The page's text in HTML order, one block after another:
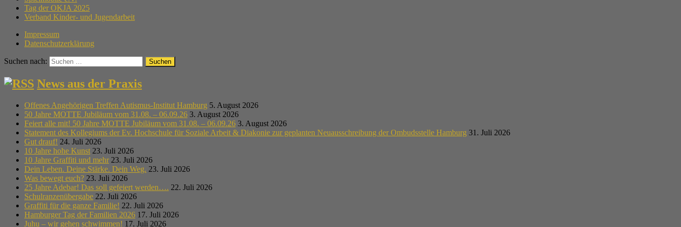
Tag der OKJA 2025
Verband Kinder- und Jugendarbeit
Impressum
Datenschutzerklärung
Suchen nach:
News aus der Praxis
Offenes Angehörigen Treffen Autismus-Institut Hamburg 5. August 2026
50 Jahre MOTTE Jubiläum vom 31.08. – 06.09.26 3. August 2026
Feiert alle mit! 50 Jahre MOTTE Jubiläum vom 31.08. – 06.09.26 3. August 2026
Statement des Kollegiums der Ev. Hochschule für Soziale Arbeit & Diakonie zur geplanten Neuausschreibung der Ombudsstelle Hamburg 31. Juli 2026
Gut drauf! 24. Juli 2026
10 Jahre hohe Kunst 23. Juli 2026
10 Jahre Graffiti und mehr 23. Juli 2026
Dein Leben. Deine Stärke. Dein Weg. 23. Juli 2026
Was bewegt euch? 23. Juli 2026
25 Jahre Adebar! Das soll gefeiert werden…. 22. Juli 2026
Schulranzenübergabe 22. Juli 2026
Graffiti für die ganze Familie! 22. Juli 2026
Hamburger Tag der Familien 2026 17. Juli 2026
Juhu – wir gehen schwimmen! 17. Juli 2026